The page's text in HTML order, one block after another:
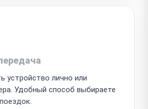
устройство лично или
Удобный способ выбираете